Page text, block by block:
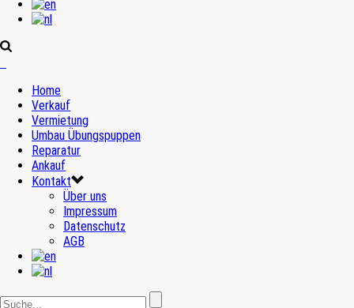
Home
Verkauf
Vermietung
Umbau Übungspuppen
Reparatur
Ankauf
Kontakt
Über uns
Impressum
Datenschutz
AGB